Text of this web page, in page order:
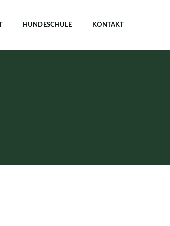
HUNDESCHULE KONTAKT